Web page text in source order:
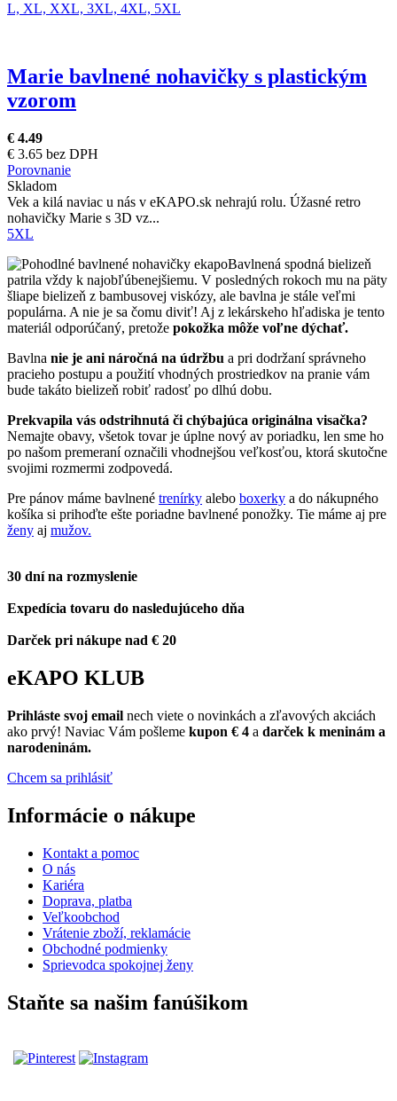
L, XL, XXL, 3XL, 4XL, 5XL
Marie bavlnené nohavičky s plastickým
vzorom
€ 4.49
€ 3.65 bez DPH
Porovnanie
Skladom
Vek a kilá naviac u nás v eKAPO.sk nehrajú rolu. Úžasné retro
nohavičky Marie s 3D vz...
5XL
Bavlnená spodná bielizeň
patrila vždy k najobľúbenejšiemu. V posledných rokoch mu na päty
šliape bielizeň z bambusovej viskózy, ale bavlna je stále veľmi
populárna. A nie je sa čomu diviť! Aj z lekárskeho hľadiska je tento
materiál odporúčaný, pretože pokožka môže voľne dýchať.
Bavlna nie je ani náročná na údržbu a pri dodržaní správneho
pracieho postupu a použití vhodných prostriedkov na pranie vám
bude takáto bielizeň robiť radosť po dlhú dobu.
Prekvapila vás odstrihnutá či chýbajúca originálna visačka?
Nemajte obavy, všetok tovar je úplne nový av poriadku, len sme ho
po našom premeraní označili vhodnejšou veľkosťou, ktorá skutočne
svojimi rozmermi zodpovedá.
Pre pánov máme bavlnené trenírky alebo boxerky a do nákupného
košíka si prihoďte ešte poriadne bavlnené ponožky. Tie máme aj pre
ženy aj mužov.
30 dní na rozmyslenie
Expedícia tovaru do nasledujúceho dňa
Darček pri nákupe nad € 20
eKAPO KLUB
Prihláste svoj email nech viete o novinkách a zľavových akciách
ako prvý! Naviac Vám pošleme kupon € 4 a darček k meninám a
narodeninám.
Chcem sa prihlásiť
Informácie o nákupe
Kontakt a pomoc
O nás
Kariéra
Doprava, platba
Veľkoobchod
Vrátenie zboží, reklamácie
Obchodné podmienky
Sprievodca spokojnej ženy
Staňte sa našim fanúšikom